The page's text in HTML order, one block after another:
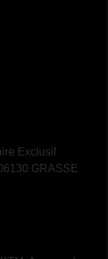
Exclusif
GRASSE